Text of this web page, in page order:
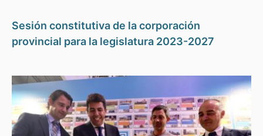
Sesión constitutiva de la corporación
provincial para la legislatura 2023-2027